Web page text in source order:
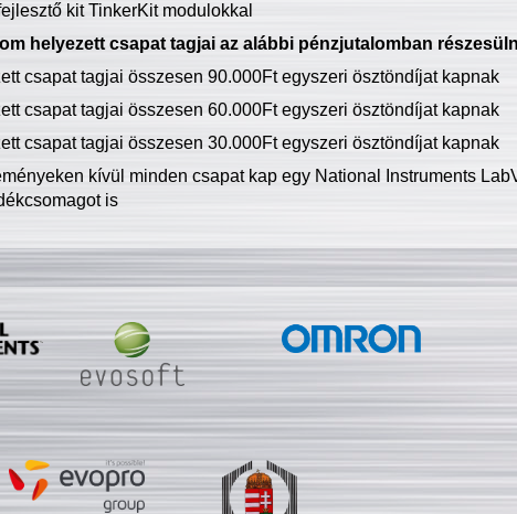
kit TinkerKit modulokkal
helyezett csapat tagjai az alábbi pénzjutalomban
csapat tagjai összesen 90.000Ft egyszeri ösztöndíjat kapnak
csapat tagjai összesen 60.000Ft egyszeri ösztöndíjat kapnak
csapat tagjai összesen 30.000Ft egyszeri ösztöndíjat kapnak
kívül minden csapat kap egy National Instruments
is